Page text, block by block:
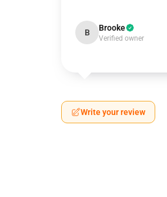
B Brooke
Verified owner
Write your review